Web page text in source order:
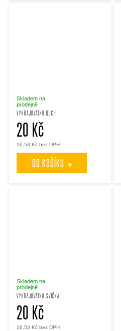
VYKRAJOVÁTKO DUCH
Skladem na
prodejně
16,53 Kč bez DPH
20 Kč
DO KOŠÍKU
VYKRAJOVÁTKO SVÍČKA
Skladem na
prodejně
16,53 Kč bez DPH
20 Kč